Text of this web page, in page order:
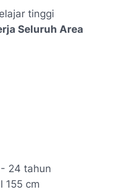
tinggi
Seluruh Area
24 tahun
155 cm